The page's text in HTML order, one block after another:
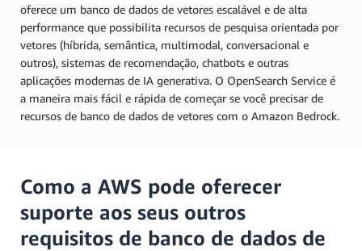
oferece um banco de dados de vetores escalável e de alta
performance que possibilita recursos de pesquisa orientada por
vetores (híbrida, semântica, multimodal, conversacional e
outros), sistemas de recomendação, chatbots e outras
aplicações modernas de IA generativa. O OpenSearch Service é
a maneira mais fácil e rápida de começar se você precisar de
recursos de banco de dados de vetores com o Amazon Bedrock.
Como a AWS pode oferecer
suporte aos seus outros
requisitos de banco de dados de